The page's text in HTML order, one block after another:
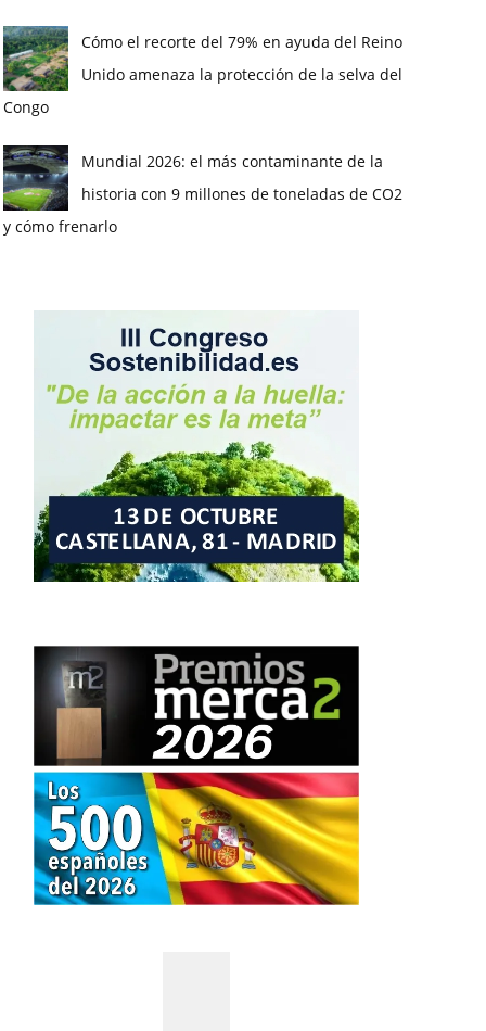
Cómo el recorte del 79% en ayuda del Reino
Unido amenaza la protección de la selva del
Congo
Mundial 2026: el más contaminante de la
historia con 9 millones de toneladas de CO2
y cómo frenarlo